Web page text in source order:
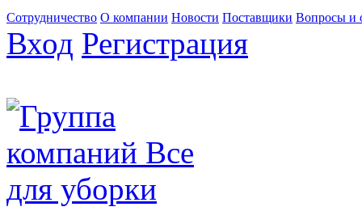
Сотрудничество О компании Новости Поставщики Вопросы и
Вход Регистрация